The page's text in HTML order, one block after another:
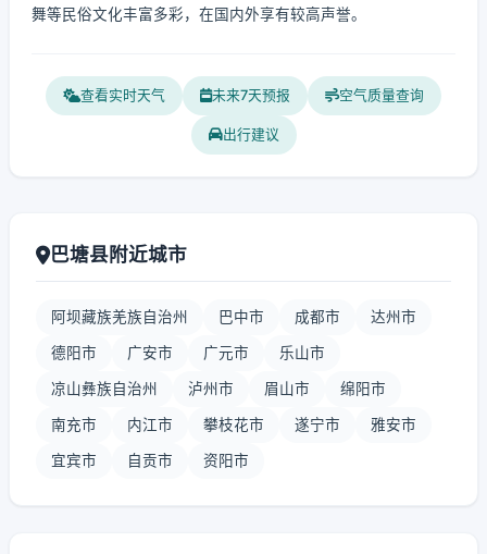
舞等民俗文化丰富多彩，在国内外享有较高声誉。
查看实时天气 未来7天预报 空气质量查询
出行建议
巴塘县附近城市
阿坝藏族羌族自治州 巴中市 成都市 达州市
德阳市 广安市 广元市 乐山市
凉山彝族自治州 泸州市 眉山市 绵阳市
南充市 内江市 攀枝花市 遂宁市 雅安市
宜宾市 自贡市 资阳市